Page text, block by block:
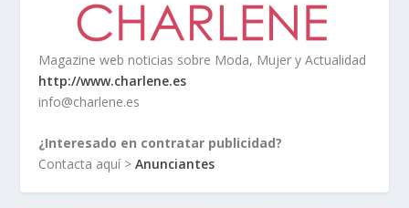
Magazine web noticias sobre Moda, Mujer y Actualidad
http://www.charlene.es
info@charlene.es
¿Interesado en contratar publicidad?
Contacta aquí >Anunciantes